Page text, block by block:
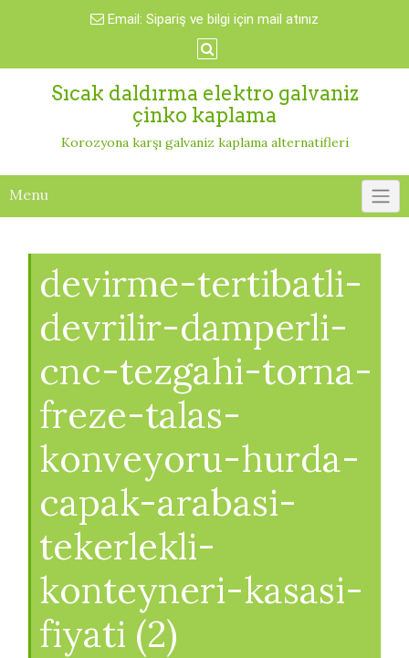
Email: Sipariş ve bilgi için mail atınız
Sıcak daldırma elektro galvaniz
çinko kaplama
Korozyona karşı galvaniz kaplama alternatifleri
Menu
devirme-tertibatli-
devrilir-damperli-
cnc-tezgahi-torna-
freze-talas-
konveyoru-hurda-
capak-arabasi-
tekerlekli-
konteyneri-kasasi-
fiyati (2)